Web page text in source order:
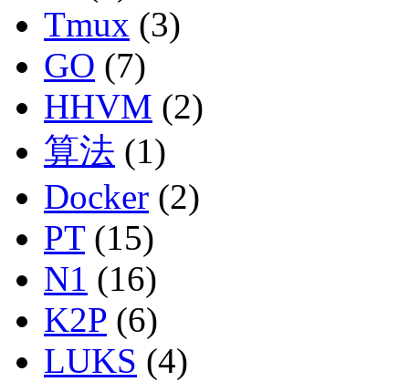
Tmux (3)
GO (7)
HHVM (2)
算法 (1)
Docker (2)
PT(15)
N1 (16)
K2P (6)
LUKS (4)